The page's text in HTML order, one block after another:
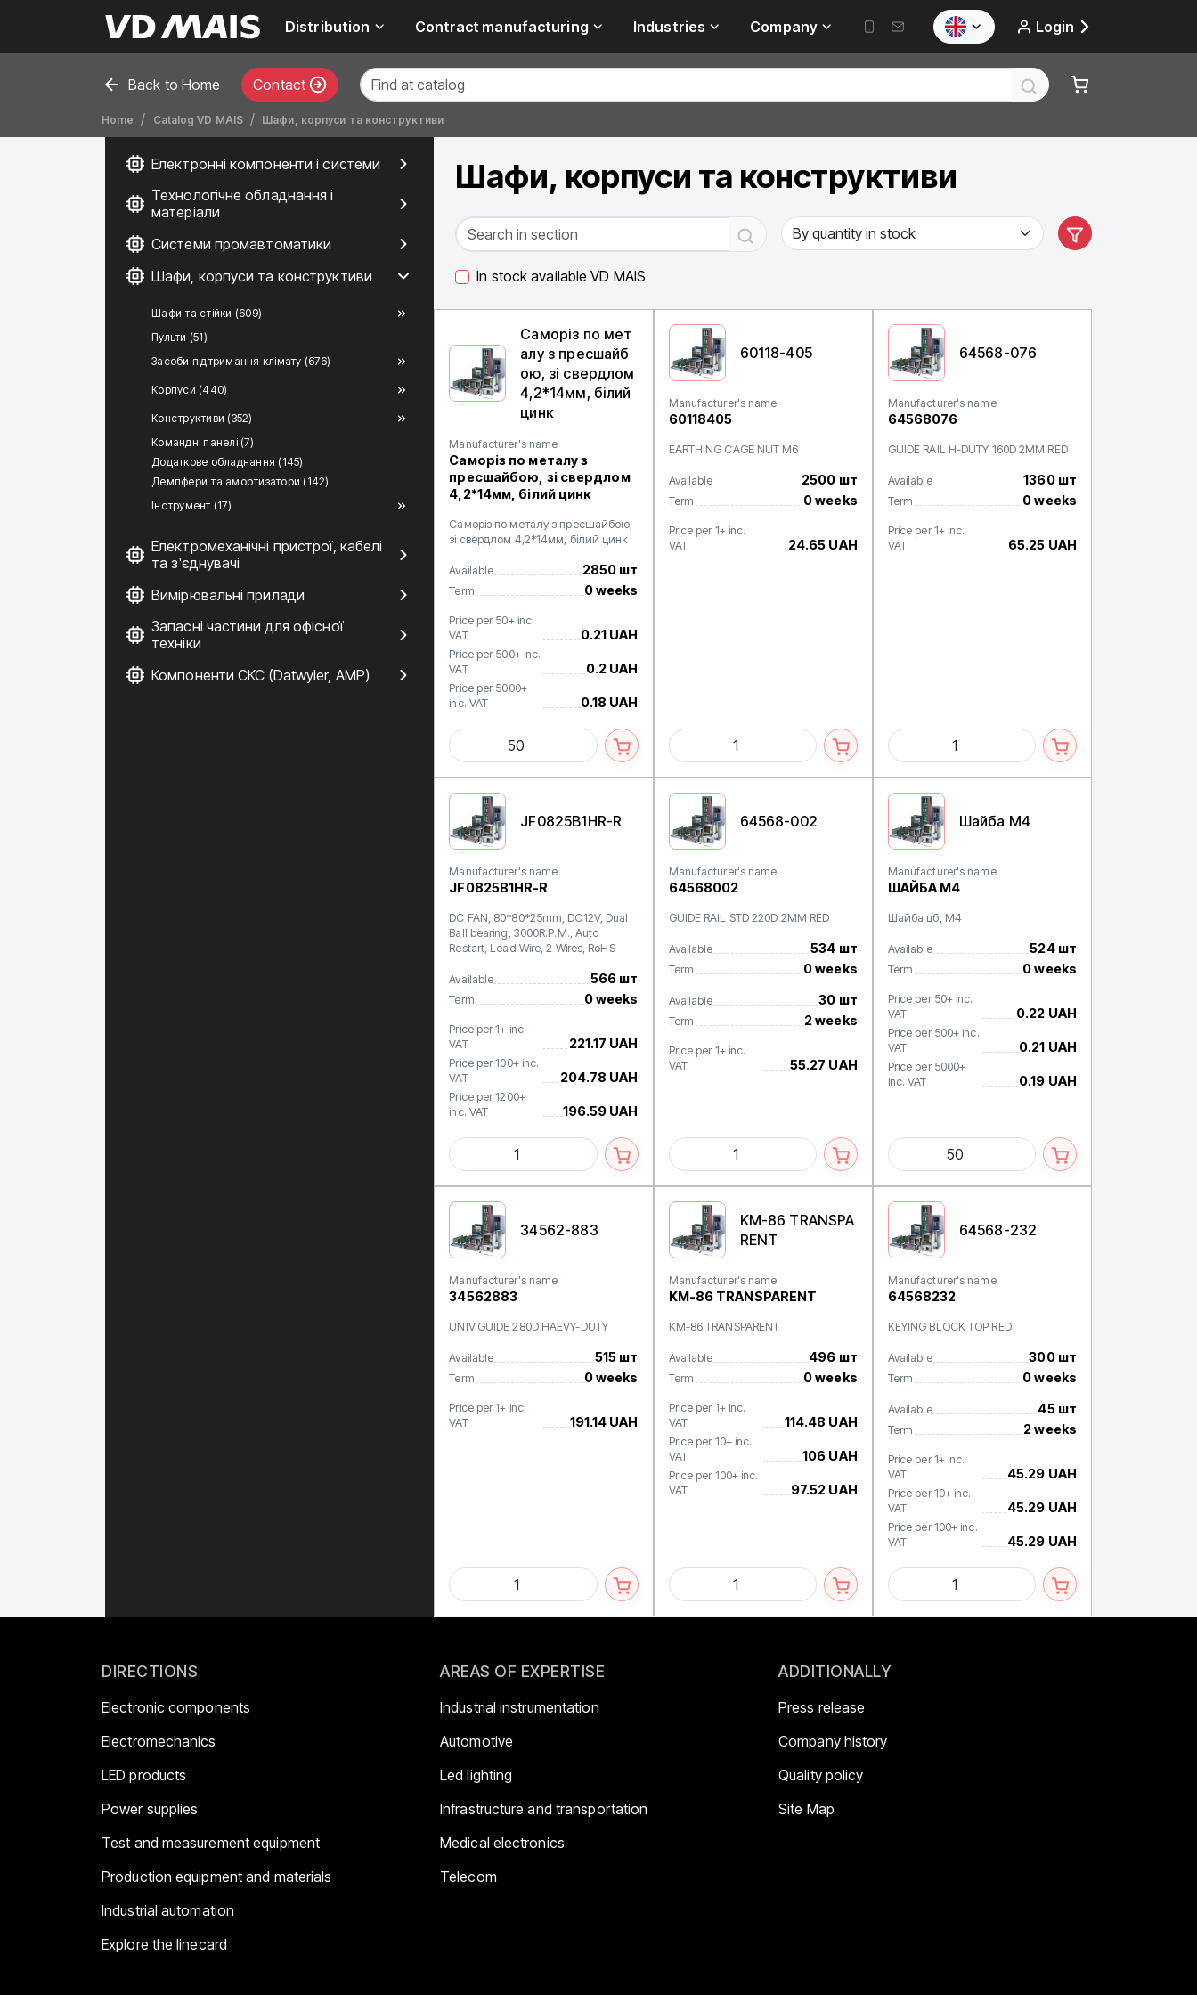
Distribution Contract manufacturing Industries Company Login
Back to Home Contact
Home Catalog VD MAIS Шафи, корпуси та конструктиви
Електронні компоненти і системи
Технологічне обладнання і
матеріали
Системи промавтоматики
Шафи, корпуси та конструктиви
Шафи та стійки (609)
Пульти (51)
Засоби підтримання клімату (676)
Корпуси (440)
Конструктиви (352)
Командні панелі (7)
Додаткове обладнання (145)
Демпфери та амортизатори (142)
Інструмент (17)
Електромеханічні пристрої, кабелі
та з'єднувачі
Вимірювальні прилади
Запасні частини для офісної
техніки
Компоненти СКС (Datwyler, AMP)
Шафи, корпуси та конструктиви
In stock available VD MAIS
Саморіз по мет
алу з пресшайб
ою, зі свердлом
4,2*14мм, білий
цинк
Manufacturer's name
Саморіз по металу з
пресшайбою, зі свердлом
4,2*14мм, білий цинк
Саморіз по металу з пресшайбою,
зі свердлом 4,2*14мм, білий цинк
Available 2850 шт
Term 0 weeks
Price per 50+ inc.
VAT
0.21 UAH
Price per 500+ inc.
VAT
0.2 UAH
Price per 5000+
inc. VAT
0.18 UAH
60118-405
Manufacturer's name
60118405
EARTHING CAGE NUT M6
Available 2500 шт
Term 0 weeks
Price per 1+ inc.
VAT
24.65 UAH
64568-076
Manufacturer's name
64568076
GUIDE RAIL H-DUTY 160D 2MM RED
Available 1360 шт
Term 0 weeks
Price per 1+ inc.
VAT
65.25 UAH
JF0825B1HR-R
Manufacturer's name
JF0825B1HR-R
DC FAN, 80*80*25mm, DC12V, Dual
Ball bearing, 3000R.P.M., Auto
Restart, Lead Wire, 2 Wires, RoHS
Available 566 шт
Term 0 weeks
Price per 1+ inc.
VAT
221.17 UAH
Price per 100+ inc.
VAT
204.78 UAH
Price per 1200+
inc. VAT
196.59 UAH
64568-002
Manufacturer's name
64568002
GUIDE RAIL STD 220D 2MM RED
Available 534 шт
Term 0 weeks
Available 30 шт
Term 2 weeks
Price per 1+ inc.
VAT
55.27 UAH
Шайба М4
Manufacturer's name
ШАЙБА М4
Шайба цб, М4
Available 524 шт
Term 0 weeks
Price per 50+ inc.
VAT
0.22 UAH
Price per 500+ inc.
VAT
0.21 UAH
Price per 5000+
inc. VAT
0.19 UAH
34562-883
Manufacturer's name
34562883
UNIV.GUIDE 280D HAEVY-DUTY
Available 515 шт
Term 0 weeks
Price per 1+ inc.
VAT
191.14 UAH
KM-86 TRANSPA
RENT
Manufacturer's name
KM-86 TRANSPARENT
KM-86 TRANSPARENT
Available 496 шт
Term 0 weeks
Price per 1+ inc.
VAT
114.48 UAH
Price per 10+ inc.
VAT
106 UAH
Price per 100+ inc.
VAT
97.52 UAH
64568-232
Manufacturer's name
64568232
KEYING BLOCK TOP RED
Available 300 шт
Term 0 weeks
Available 45 шт
Term 2 weeks
Price per 1+ inc.
VAT
45.29 UAH
Price per 10+ inc.
VAT
45.29 UAH
Price per 100+ inc.
VAT
45.29 UAH
DIRECTIONS
Electronic components
Electromechanics
LED products
Power supplies
Test and measurement equipment
Production equipment and materials
Industrial automation
Explore the linecard
AREAS OF EXPERTISE
Industrial instrumentation
Automotive
Led lighting
Infrastructure and transportation
Medical electronics
Telecom
ADDITIONALLY
Press release
Company history
Quality policy
Site Map